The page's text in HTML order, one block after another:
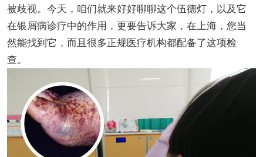
被歧视。今天，咱们就来好好聊聊这个伍德灯，以及它
在银屑病诊疗中的作用，更要告诉大家，在上海，您当
然能找到它，而且很多正规医疗机构都配备了这项检
查。